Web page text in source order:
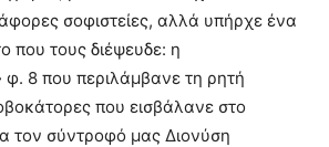
σοφιστείες, αλλά υπήρχε ένα
που τους διέψευδε: η
φ. 8 που περιλάμβανε τη ρητή
που εισβάλανε στο
τον σύντροφό μας Διονύση